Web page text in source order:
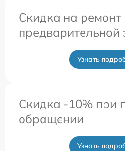
Скидка на ремонт
предварительной
Узнать
Скидка -10% при
обращении
Узнать